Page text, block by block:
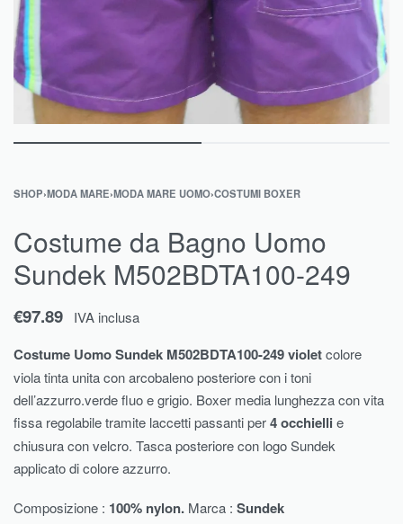
SHOP›MODA MARE›MODA MARE UOMO›COSTUMI BOXER
Costume da Bagno Uomo
Sundek M502BDTA100-249
€97.89 IVA inclusa
Costume Uomo Sundek M502BDTA100-249 violetcolore
viola tinta unita con arcobaleno posteriore con i toni
dell’azzurro.verde fluo e grigio. Boxer media lunghezza con vita
fissa regolabile tramite laccetti passanti per4 occhielli e
chiusura con velcro. Tasca posteriore con logo Sundek
applicato di colore azzurro.
Composizione : 100% nylon. Marca : Sundek